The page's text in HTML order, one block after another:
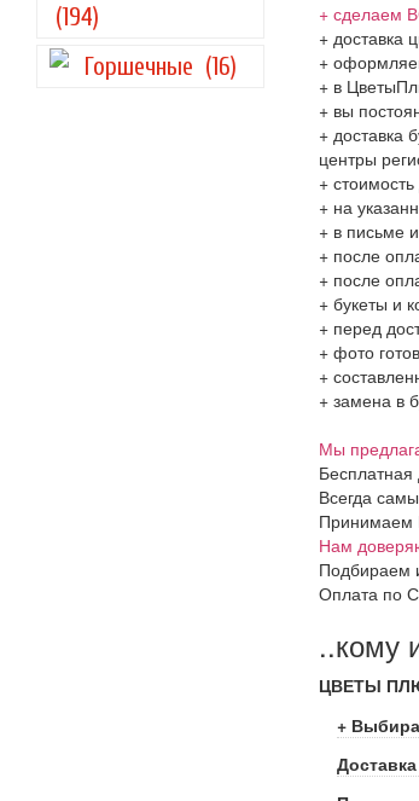
(194)
Горшечные (16)
+ сделаем
+
+
+ в
+ вы
+ доставка
центры
+
+ на
+ в письме
+ после
+ после
+ букеты и
+ перед
+ фото
+
+ замена в
Мы
Всегда
Принимаем
Нам
Подбираем
Оплата по
..кому
ЦВЕТЫ
+
Доставка